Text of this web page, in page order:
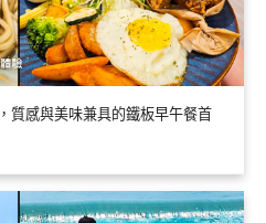
質感與美味兼具的鐵板早午餐首